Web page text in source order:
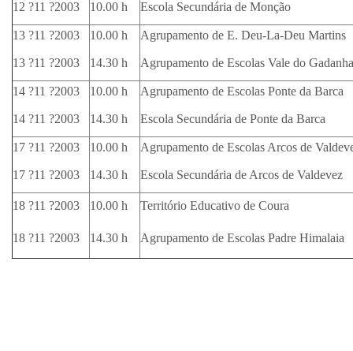
12 ?11 ?2003 10.00 h Escola Secundária de Monção
13 ?11 ?2003
13 ?11 ?2003
10.00 h
14.30 h
Agrupamento de E. Deu-La-Deu Martins
Agrupamento de Escolas Vale do Gadanha
14 ?11 ?2003
14 ?11 ?2003
10.00 h
14.30 h
Agrupamento de Escolas Ponte da Barca
Escola Secundária de Ponte da Barca
17 ?11 ?2003
17 ?11 ?2003
10.00 h
14.30 h
Agrupamento de Escolas Arcos de
Escola Secundária de Arcos de Valdevez
18 ?11 ?2003
18 ?11 ?2003
10.00 h
14.30 h
Território Educativo de Coura
Agrupamento de Escolas Padre Himalaia